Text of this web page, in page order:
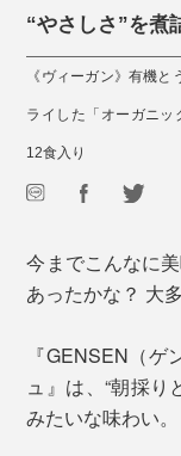
“やさしさ”を煮
《ヴィーガン》有機
ライした「オーガニッ
12食入り
今までこんなに
あったかな？ 大
『GENSEN（
ュ』は、“朝採
みたいな味わい。